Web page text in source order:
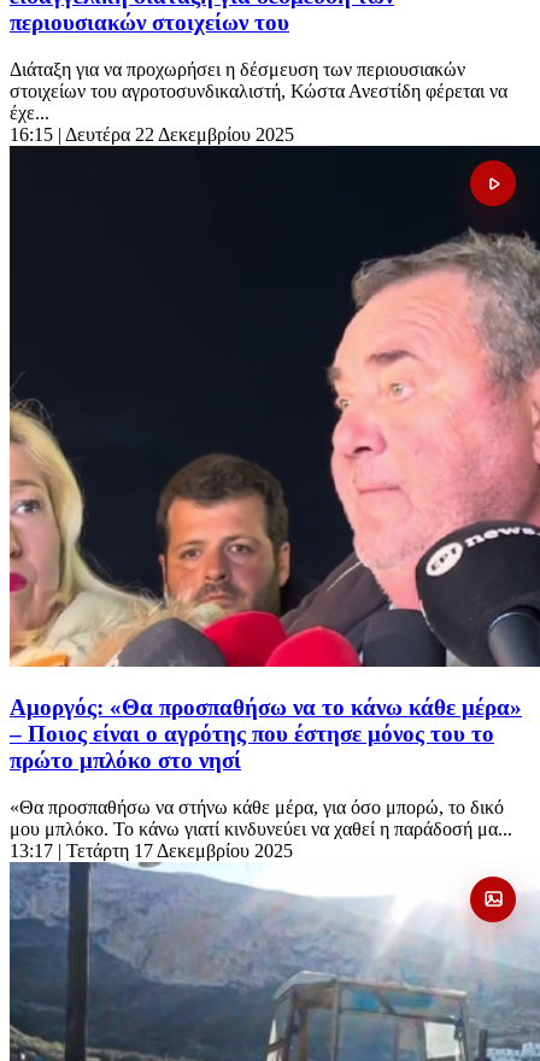
περιουσιακών στοιχείων του
Διάταξη για να προχωρήσει η δέσμευση των περιουσιακών
στοιχείων του αγροτοσυνδικαλιστή, Κώστα Ανεστίδη φέρεται να
έχε...
16:15 | Δευτέρα 22 Δεκεμβρίου 2025
Αμοργός: «Θα προσπαθήσω να το κάνω κάθε μέρα»
– Ποιος είναι ο αγρότης που έστησε μόνος του το
πρώτο μπλόκο στο νησί
«Θα προσπαθήσω να στήνω κάθε μέρα, για όσο μπορώ, το δικό
μου μπλόκο. Το κάνω γιατί κινδυνεύει να χαθεί η παράδοσή μα...
13:17 | Τετάρτη 17 Δεκεμβρίου 2025